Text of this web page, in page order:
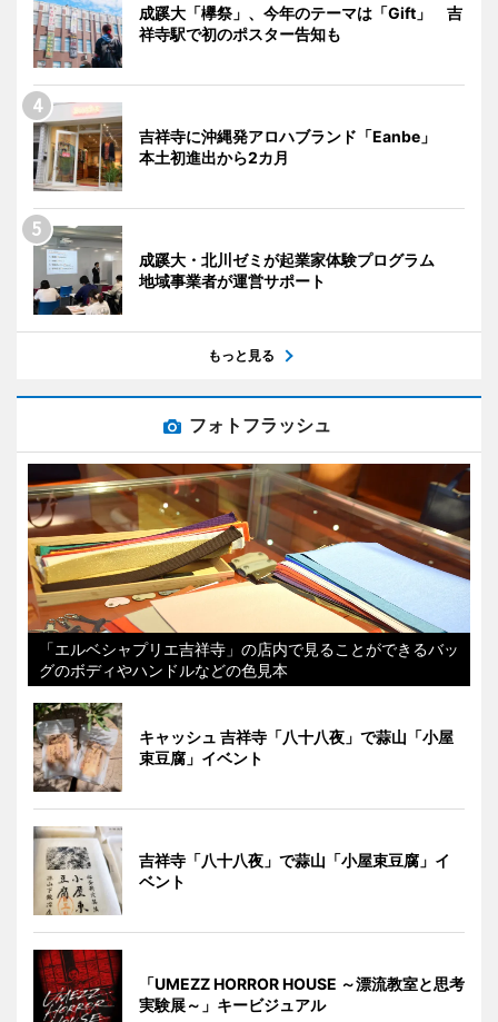
成蹊大「欅祭」、今年のテーマは「Gift」 吉
祥寺駅で初のポスター告知も
吉祥寺に沖縄発アロハブランド「Eanbe」
本土初進出から2カ月
成蹊大・北川ゼミが起業家体験プログラム
地域事業者が運営サポート
もっと見る
フォトフラッシュ
「エルベシャプリエ吉祥寺」の店内で見ることができるバッ
グのボディやハンドルなどの色見本
キャッシュ 吉祥寺「八十八夜」で蒜山「小屋
束豆腐」イベント
吉祥寺「八十八夜」で蒜山「小屋束豆腐」イ
ベント
「UMEZZ HORROR HOUSE ～漂流教室と思考
実験展～」キービジュアル